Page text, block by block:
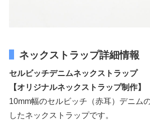
ネックストラップ詳細情報
セルビッチデニムネックストラップ
【オリジナルネックストラップ制作】
10mm幅のセルビッチ（赤耳）デニム
したネックストラップです。